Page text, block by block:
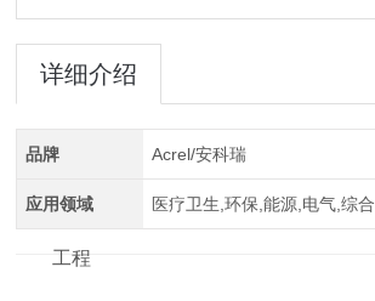
详细介绍
品牌 Acrel/安科瑞
应用领域 医疗卫生,环保,能源,电气,综合
工程